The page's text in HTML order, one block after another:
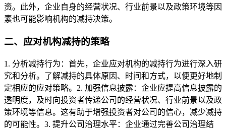
资。此外，企业自身的经营状况、行业前景以及政策环境等因
素也可能影响机构的减持决策。
二、应对机构减持的策略
1. 分析减持行为：首先，企业应对机构的减持行为进行深入研
究和分析。了解减持的具体原因、时间和方式，以便更好地制
定相应的应对策略。2. 加强信息披露：企业应提高信息披露的
透明度，及时向投资者传递公司的经营状况、行业前景以及政
策环境等信息。这有助于增强投资者对公司的信心，减少减持
的可能性。3. 提升公司治理水平：企业通过完善公司治理结